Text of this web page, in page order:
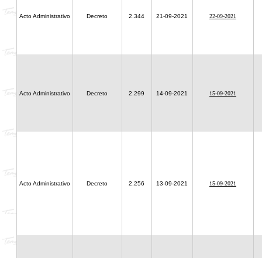
Acto Administrativo Decreto 2.344 21-09-2021 22-09-2021
Acto Administrativo Decreto 2.299 14-09-2021 15-09-2021
Acto Administrativo Decreto 2.256 13-09-2021 15-09-2021